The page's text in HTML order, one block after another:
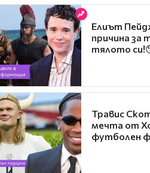
Елиът
причина за
тялото
Травис
мечта от
футболен